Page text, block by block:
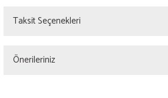
Taksit Seçenekleri
Önerileriniz